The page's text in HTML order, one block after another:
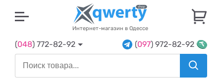
Интернет-магазин в Одессе
(048) 772-82-92 (097) 972-82-92